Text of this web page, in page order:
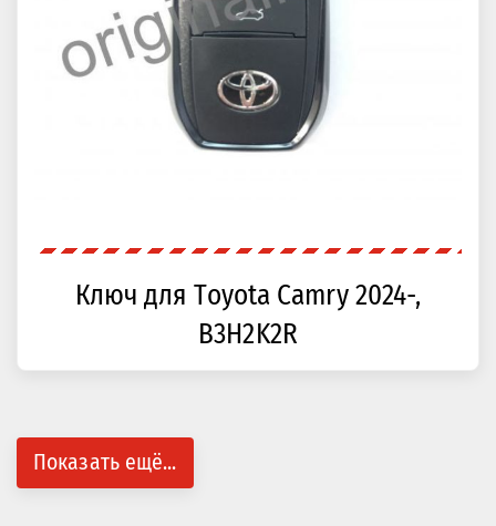
Ключ для Toyota Camry 2024-,
B3H2K2R
Показать ещё...